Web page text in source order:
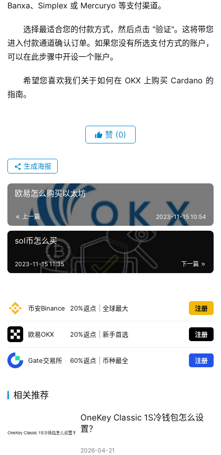
Banxa、Simplex 或 Mercuryo 等支付渠道。
选择最适合您的付款方式，然后点击 "验证"。这将带您
进入付款通道确认订单。如果您没有所选支付方式的账户，
可以在此步骤中开设一个账户。
希望您喜欢我们关于如何在 OKX 上购买 Cardano 的
指南。
赞 (0)
生成海报
欧易怎么购买以太坊
上一篇 2023-11-15 10:54
sol币怎么买
下一篇
2023-11-15 11:35
币安Binance 20%返点 全球最大 注册
欧易OKX 20%返点 新手首选 注册
Gate交易所 60%返点 币种最全 注册
相关推荐
OneKey Classic 1S冷钱包怎么设
置？
2026-04-21